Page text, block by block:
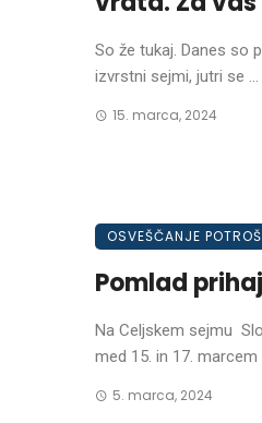
So že tukaj. Danes so
izvrstni sejmi, jutri se ...
15. marca, 2024
OSVEŠČANJE
Pomlad
Na Celjskem sejmu
med 15. in 17. marcem
5. marca, 2024